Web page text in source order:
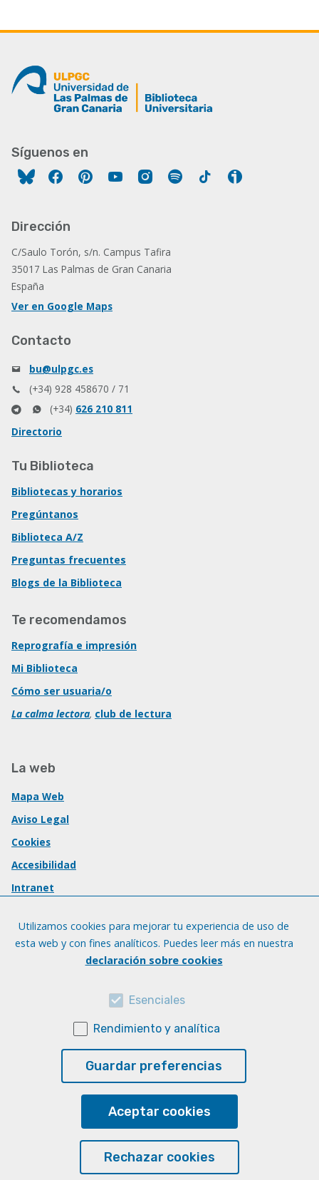
Síguenos en
FacebookPinterestYouTubeInstagram
Spotify Tiktok
Dirección
C/Saulo Torón, s/n. Campus Tafira
35017 Las Palmas de Gran Canaria
España
Ver en Google Maps
Contacto
bu@ulpgc.es
(+34) 928 458670 / 71
(+34) 626 210 811
Directorio
Tu Biblioteca
Bibliotecas y horarios
Pregúntanos
Biblioteca A/Z
Preguntas frecuentes
Blogs de la Biblioteca
Te recomendamos
Reprografía e impresión
Mi Biblioteca
Cómo ser usuaria/o
La calma lectora, club de lectura
La web
Mapa Web
Aviso Legal
Cookies
Accesibilidad
Intranet
Utilizamos cookies para mejorar tu experiencia de uso de
esta web y con fines analíticos. Puedes leer más en nuestra
declaración sobre cookies
Esenciales
Rendimiento y analítica
Guardar preferencias
Aceptar cookies
Rechazar cookies